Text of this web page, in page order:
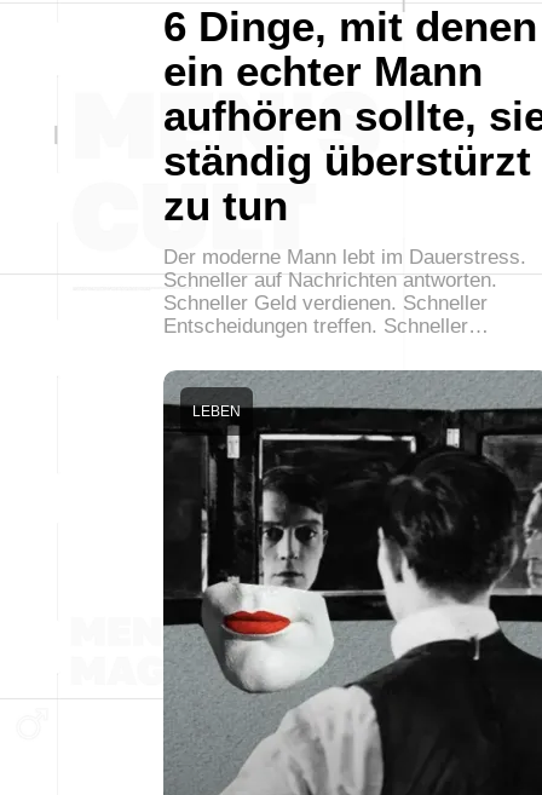
6 Dinge, mit denen
ein echter Mann
aufhören sollte,
ständig überstürzt
zu tun
Der moderne Mann lebt im Dauerstress.
Schneller auf Nachrichten antworten.
Schneller Geld verdienen. Schneller
Entscheidungen treffen. Schneller…
LEBEN